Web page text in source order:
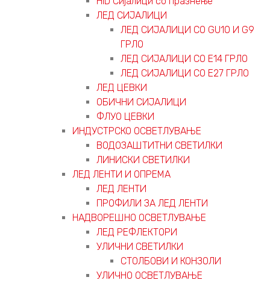
ЛЕД СИЈАЛИЦИ
ЛЕД СИЈАЛИЦИ СО GU10 И G9
ГРЛО
ЛЕД СИЈАЛИЦИ СО Е14 ГРЛО
ЛЕД СИЈАЛИЦИ СО Е27 ГРЛО
ЛЕД ЦЕВКИ
ОБИЧНИ СИЈАЛИЦИ
ФЛУО ЦЕВКИ
ИНДУСТРСКО ОСВЕТЛУВАЊЕ
ВОДОЗАШТИТНИ СВЕТИЛКИ
ЛИНИСКИ СВЕТИЛКИ
ЛЕД ЛЕНТИ И ОПРЕМА
ЛЕД ЛЕНТИ
ПРОФИЛИ ЗА ЛЕД ЛЕНТИ
НАДВОРЕШНО ОСВЕТЛУВАЊЕ
ЛЕД РЕФЛЕКТОРИ
УЛИЧНИ СВЕТИЛКИ
СТОЛБОВИ И КОНЗОЛИ
УЛИЧНО ОСВЕТЛУВАЊЕ